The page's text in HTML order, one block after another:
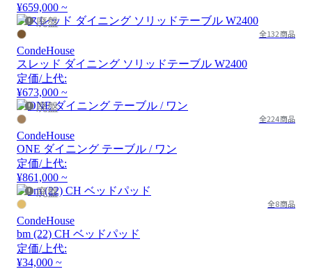
¥659,000 ~
廃盤
全132商品
CondeHouse
スレッド ダイニング ソリッドテーブル W2400
定価/上代:
¥673,000 ~
廃盤
全224商品
CondeHouse
ONE ダイニング テーブル / ワン
定価/上代:
¥861,000 ~
廃盤
全8商品
CondeHouse
bm (22) CH ベッドパッド
定価/上代:
¥34,000 ~